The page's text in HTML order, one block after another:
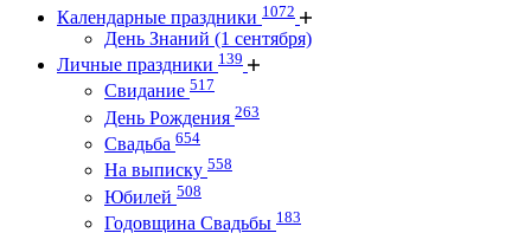
Календарные праздники 1072
День Знаний (1 сентября)
Личные праздники 139
Свидание 517
День Рождения 263
Свадьба 654
На выписку 558
Юбилей 508
Годовщина Свадьбы 183